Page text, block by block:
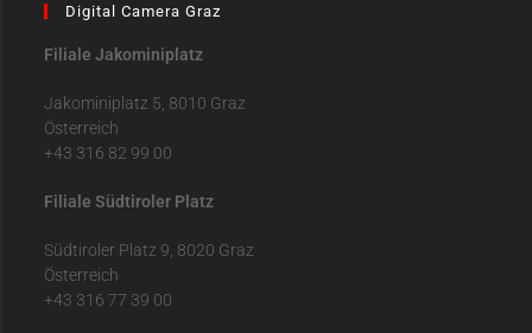
Digital Camera Graz
Filiale Jakominiplatz
Jakominiplatz 5, 8010 Graz
Österreich
+43 316 82 99 00
Filiale Südtiroler Platz
Südtiroler Platz 9, 8020 Graz
Österreich
+43 316 77 39 00